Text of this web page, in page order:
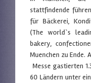
stattfindende
für Bäckerei,
(The world`s
bakery,
Muenchen zu Ende.
Messe gastierten
60 Ländern unter